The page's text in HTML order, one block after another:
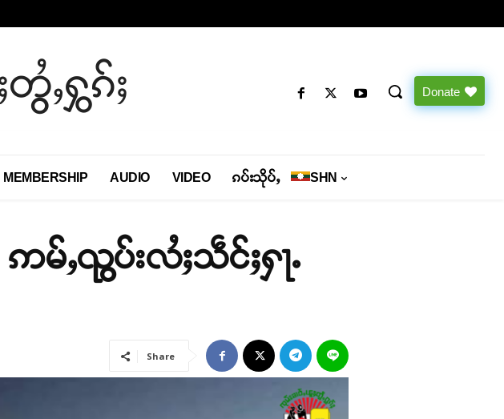
ႇႁွၵ်ႈ Donate
MEMBERSHIP AUDIO VIDEO ၵပ်းသိုပ်ႇ SHN
ဢမ်ႇၺွပ်းလႆႈသဵင်ႈႁႃႉ
Share